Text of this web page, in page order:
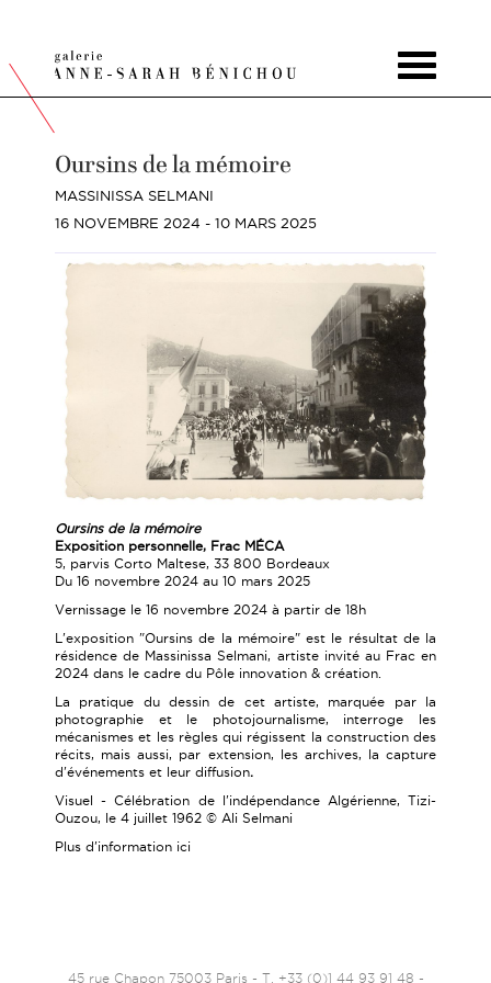
Toggle
Oursins de la mémoire
MASSINISSA SELMANI
16 NOVEMBRE 2024 - 10 MARS 2025
Oursins de la mémoire
Exposition personnelle, Frac MÉCA
5, parvis Corto Maltese, 33 800 Bordeaux
Du 16 novembre 2024 au 10 mars 2025
Vernissage le 16 novembre 2024 à partir de 18h
L'exposition "Oursins de la mémoire" est le résultat de la
résidence de Massinissa Selmani, artiste invité au Frac en
2024 dans le cadre du Pôle innovation & création.
La pratique du dessin de cet artiste, marquée par la
photographie et le photojournalisme, interroge les
mécanismes et les règles qui régissent la construction des
récits, mais aussi, par extension, les archives, la capture
d'événements et leur diffusion.
Visuel - Célébration de l'indépendance Algérienne, Tizi-
Ouzou, le 4 juillet 1962 © Ali Selmani
Plus d'information ici
45 rue Chapon 75003 Paris - T. +33 (0)1 44 93 91 48 -